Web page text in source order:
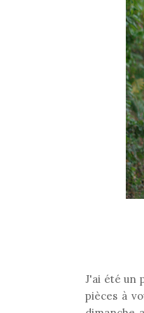
J'ai été un
pièces à